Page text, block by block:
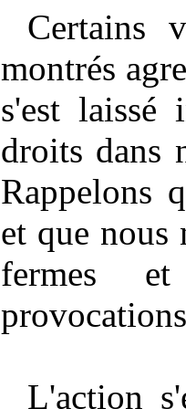
Certains
montrés
s'est laissé
droits dans
Rappelons
et que nous
fermes
L'action